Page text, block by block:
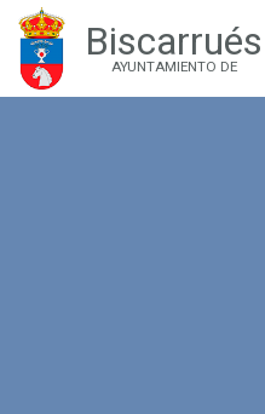
Biscarrués
AYUNTAMIENTO DE